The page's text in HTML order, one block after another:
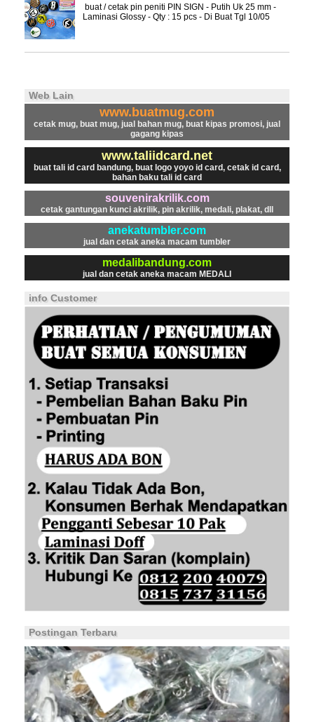
buat / cetak pin peniti PIN SIGN - Putih Uk 25 mm -
Laminasi Glossy - Qty : 15 pcs - Di Buat Tgl 10/05
Web Lain
www.buatmug.com
cetak mug, buat mug, jual bahan mug, buat kipas promosi, jual
gagang kipas
www.taliidcard.net
buat tali id card bandung, buat logo yoyo id card, cetak id card,
bahan baku tali id card
souvenirakrilik.com
cetak gantungan kunci akrilik, pin akrilik, medali, plakat, dll
anekatumbler.com
jual dan cetak aneka macam tumbler
medalibandung.com
jual dan cetak aneka macam MEDALI
info Customer
Postingan Terbaru